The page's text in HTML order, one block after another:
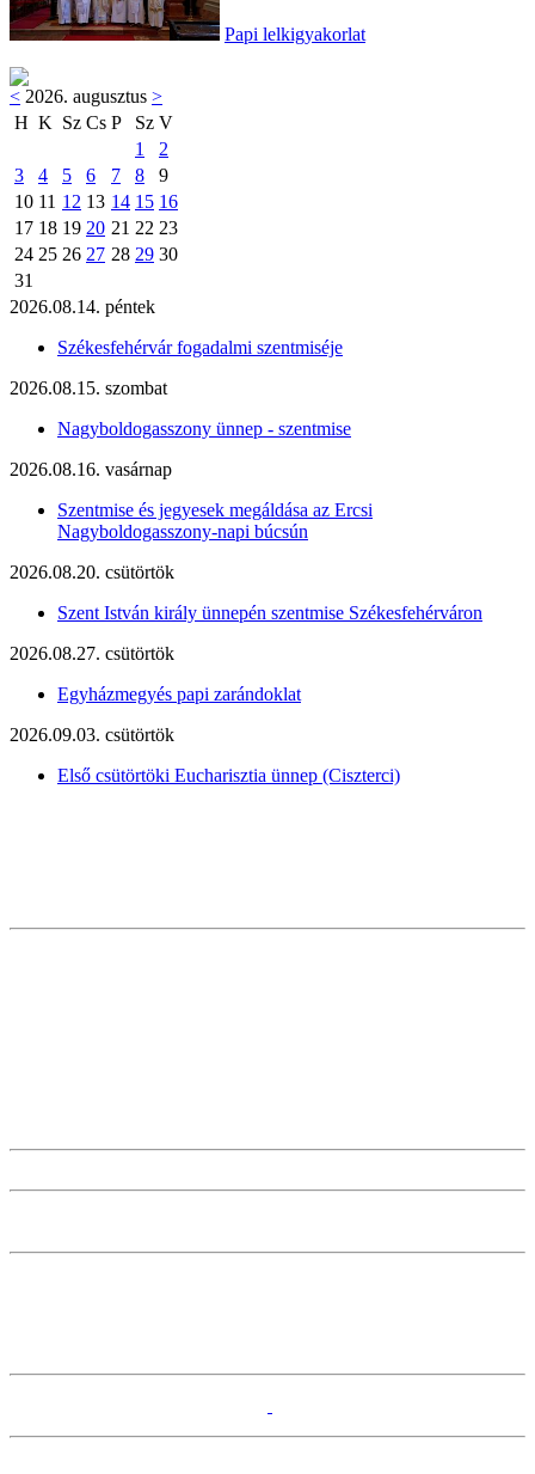
Papi lelkigyakorlat
< 2026. augusztus >
H K Sz Cs P Sz V
1
2
3
4 5 6 7 8
9
10 11 12 13 14 15 16
17 18 19 20 21 22 23
24 25 26 27 28 29 30
31
2026.08.14. péntek
Székesfehérvár fogadalmi szentmiséje
2026.08.15. szombat
Nagyboldogasszony ünnep - szentmise
2026.08.16. vasárnap
Szentmise és jegyesek megáldása az Ercsi
Nagyboldogasszony-napi búcsún
2026.08.20. csütörtök
Szent István király ünnepén szentmise Székesfehérváron
2026.08.27. csütörtök
Egyházmegyés papi zarándoklat
2026.09.03. csütörtök
Első csütörtöki Eucharisztia ünnep (Ciszterci)